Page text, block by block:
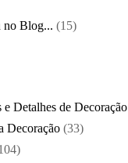
no Blog... (15)
e Detalhes de Decoração
Decoração (33)